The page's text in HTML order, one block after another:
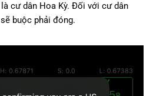
cư dân Hoa Kỳ. Đối với cư dân
buộc phải đóng.